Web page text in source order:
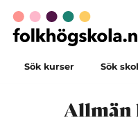
Sök kurser Sök
Allmän